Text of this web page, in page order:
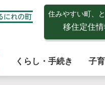
住みやすい町、
移住定住情
くらし・手続き 子